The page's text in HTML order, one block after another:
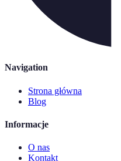
Navigation
Strona główna
Blog
Informacje
O nas
Kontakt